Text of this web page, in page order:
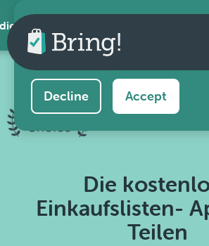
AppThis website uses cookies to
best experience on our website.
Decline Accept
Die
Einkaufslisten-
Teilen